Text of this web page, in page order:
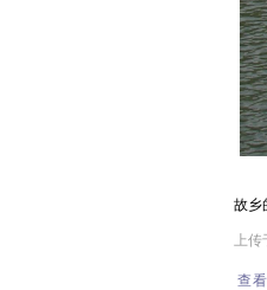
故乡
上
查